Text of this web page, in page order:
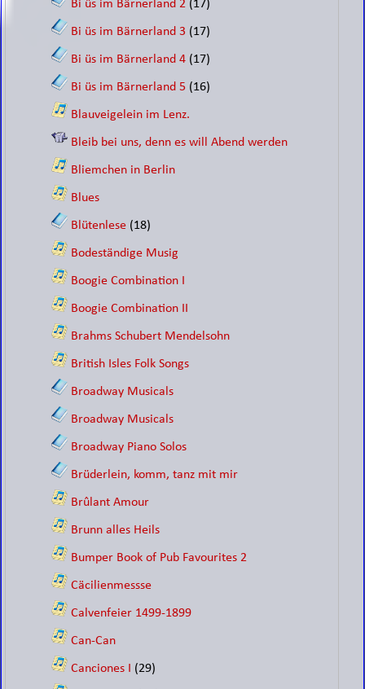
Bi üs im Bärnerland 2 (17)
Bi üs im Bärnerland 3 (17)
Bi üs im Bärnerland 4 (17)
Bi üs im Bärnerland 5 (16)
Blauveigelein im Lenz.
Bleib bei uns, denn es will Abend werden
Bliemchen in Berlin
Blues
Blütenlese (18)
Bodeständige Musig
Boogie Combination I
Boogie Combination II
Brahms Schubert Mendelsohn
British Isles Folk Songs
Broadway Musicals
Broadway Musicals
Broadway Piano Solos
Brüderlein, komm, tanz mit mir
Brûlant Amour
Brunn alles Heils
Bumper Book of Pub Favourites 2
Cäcilienmessse
Calvenfeier 1499-1899
Can-Can
Canciones I (29)